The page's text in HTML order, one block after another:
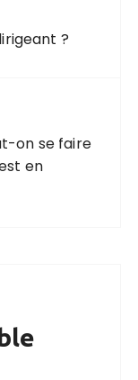
?
on se faire
en